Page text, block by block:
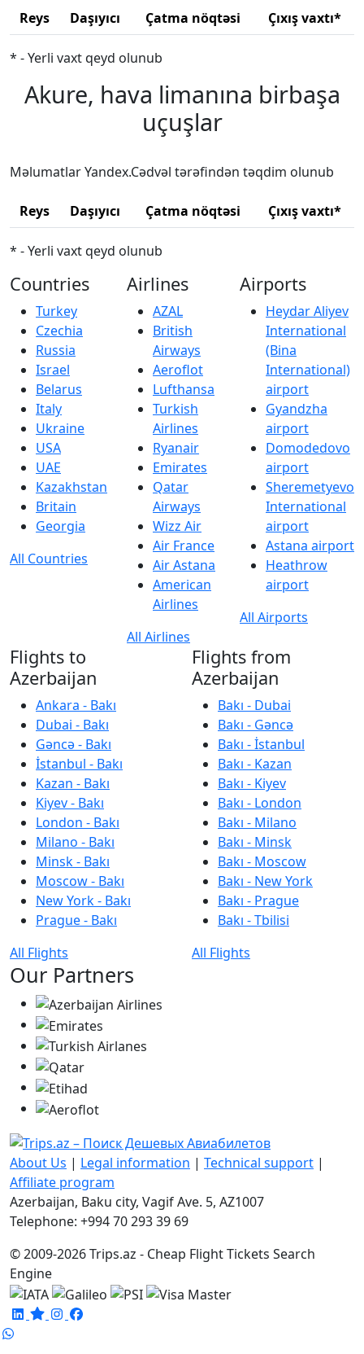
Reys Daşıyıcı Çatma nöqtəsi Çıxış vaxtı*
* - Yerli vaxt qeyd olunub
Akure, hava limanına birbaşa
uçuşlar
Məlumatlar Yandex.Cədvəl tərəfindən təqdim olunub
Reys Daşıyıcı Çatma nöqtəsi Çıxış vaxtı*
* - Yerli vaxt qeyd olunub
Countries
Turkey
Czechia
Russia
Israel
Belarus
Italy
Ukraine
USA
UAE
Kazakhstan
Britain
Georgia
All Countries
Airlines
AZAL
British
Airways
Aeroflot
Lufthansa
Turkish
Airlines
Ryanair
Emirates
Qatar
Airways
Wizz Air
Air France
Air Astana
American
Airlines
All Airlines
Airports
Heydar Aliyev
International
(Bina
International)
airport
Gyandzha
airport
Domodedovo
airport
Sheremetyevo
International
airport
Astana airport
Heathrow
airport
All Airports
Flights to
Azerbaijan
Ankara - Bakı
Dubai - Bakı
Gəncə - Bakı
İstanbul - Bakı
Kazan - Bakı
Kiyev - Bakı
London - Bakı
Milano - Bakı
Minsk - Bakı
Moscow - Bakı
New York - Bakı
Prague - Bakı
All Flights
Flights from
Azerbaijan
Bakı - Dubai
Bakı - Gəncə
Bakı - İstanbul
Bakı - Kazan
Bakı - Kiyev
Bakı - London
Bakı - Milano
Bakı - Minsk
Bakı - Moscow
Bakı - New York
Bakı - Prague
Bakı - Tbilisi
All Flights
Our Partners
About Us | Legal information | Technical support |
Affiliate program
Azerbaijan, Baku city, Vagif Ave. 5, AZ1007
Telephone: +994 70 293 39 69
© 2009-2026 Trips.az - Cheap Flight Tickets Search
Engine